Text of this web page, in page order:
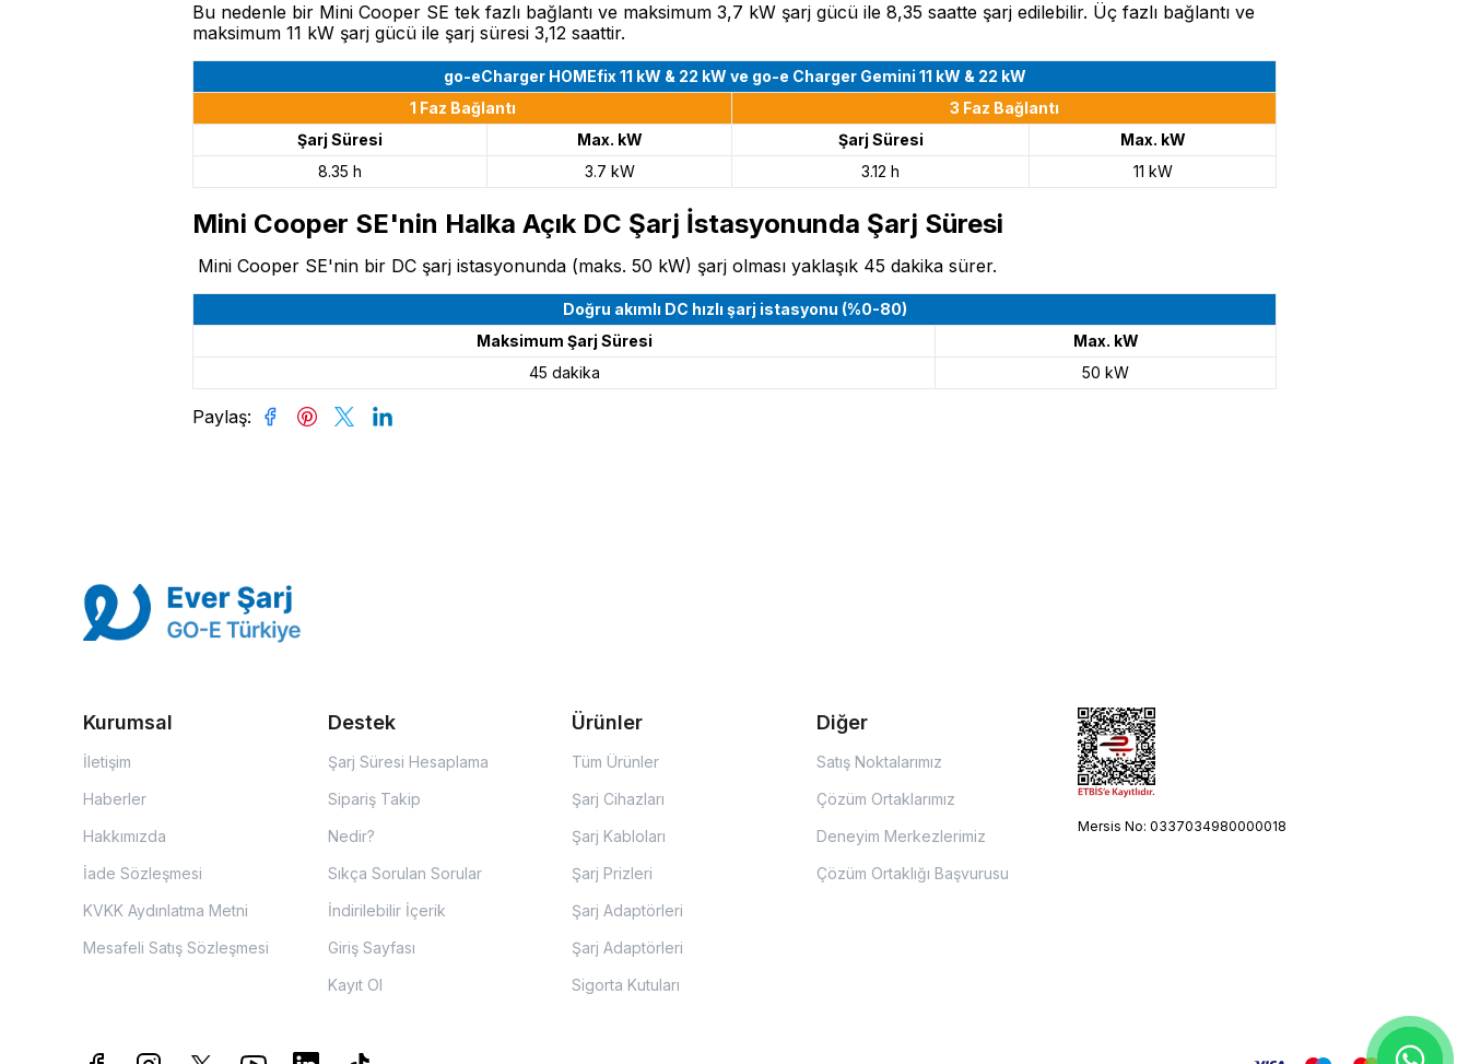
Bu nedenle bir Mini Cooper SE tek fazlı bağlantı ve maksimum 3,7 kW şarj gücü ile 8,35 saatte şarj edilebilir. Üç fazlı bağlantı ve
maksimum 11 kW şarj gücü ile şarj süresi 3,12 saattir.
go-eCharger HOMEfix 11 kW & 22 kW ve go-e Charger Gemini 11 kW & 22 kW
1 Faz Bağlantı
3 Faz Bağlantı
Şarj Süresi
Max. kW Şarj Süresi
Max. kW
8.35 h
3.7 kW 3.12 h 11 kW
Mini Cooper SE'nin Halka Açık DC Şarj İstasyonunda Şarj Süresi
Mini Cooper SE'nin bir DC şarj istasyonunda (maks. 50 kW) şarj olması yaklaşık 45 dakika sürer.
Doğru akımlı DC hızlı şarj istasyonu (%0-80)
Maksimum Şarj Süresi
Max. kW
45 dakika
50 kW
Paylaş:
Kurumsal
İletişim
Haberler
Hakkımızda
İade Sözleşmesi
KVKK Aydınlatma Metni
Mesafeli Satış Sözleşmesi
Destek
Şarj Süresi Hesaplama
Sipariş Takip
Nedir?
Sıkça Sorulan Sorular
İndirilebilir İçerik
Giriş Sayfası
Kayıt Ol
Ürünler
Tüm Ürünler
Şarj Cihazları
Şarj Kabloları
Şarj Prizleri
Şarj Adaptörleri
Şarj Adaptörleri
Sigorta Kutuları
Diğer
Satış Noktalarımız
Çözüm Ortaklarımız
Deneyim Merkezlerimiz
Çözüm Ortaklığı Başvurusu
Mersis No: 0337034980000018